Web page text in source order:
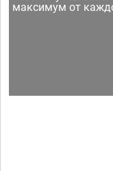
максимум от